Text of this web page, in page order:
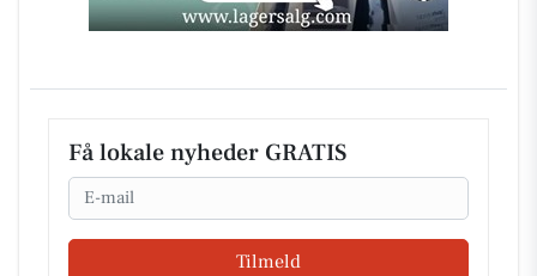
Få lokale nyheder GRATIS
Email
Tilmeld